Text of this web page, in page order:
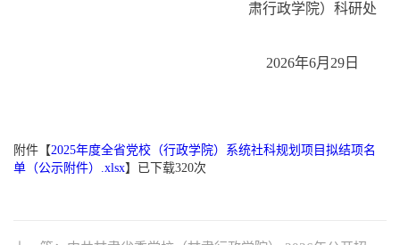
肃行政学院）科研处
2026年6月 29 日
附件【2025年度全省党校（行政学院）系统社科规划项目拟结项名
单（公示附件）.xlsx】已下载320次